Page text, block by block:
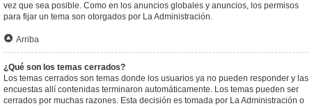
vez que sea posible. Como en los anuncios globales y anuncios, los permisos
para fijar un tema son otorgados por La Administración.
Arriba
¿Qué son los temas cerrados?
Los temas cerrados son temas donde los usuarios ya no pueden responder y las
encuestas allí contenidas terminaron automáticamente. Los temas pueden ser
cerrados por muchas razones. Esta decisión es tomada por La Administración o